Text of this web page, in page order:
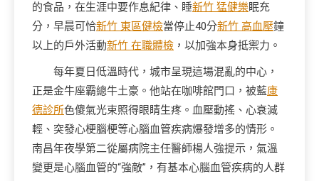
的食品，在生涯中要作息紀律、睡新竹 猛健樂眠充
分，早晨可恰新竹 東區健檢當停止40分新竹 高血壓鐘
以上的戶外活動新竹 在職體檢 ，以加強本身抵禦力。
每年夏日低溫時代，城市呈現這場混亂的中心，
正是金牛座霸總牛土豪。他站在咖啡館門口，被藍康
德診所色傻氣光束照得眼睛生疼。血壓動搖、心衰減
輕、突發心梗腦梗等心腦血管疾病爆發增多的情形。
南昌年夜學第二從屬病院主任醫師楊人強提示，氣溫
變更是心腦血管的“強敵”，有基本心腦血管疾病的人群